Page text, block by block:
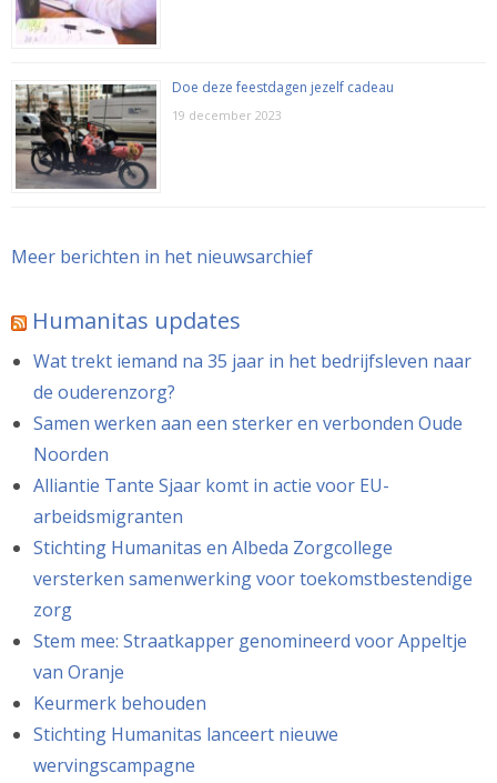
Doe deze feestdagen jezelf cadeau
19 december 2023
Meer berichten in het nieuwsarchief
Humanitas updates
Wat trekt iemand na 35 jaar in het bedrijfsleven naar
de ouderenzorg?
Samen werken aan een sterker en verbonden Oude
Noorden
Alliantie Tante Sjaar komt in actie voor EU-
arbeidsmigranten
Stichting Humanitas en Albeda Zorgcollege
versterken samenwerking voor toekomstbestendige
zorg
Stem mee: Straatkapper genomineerd voor Appeltje
van Oranje
Keurmerk behouden
Stichting Humanitas lanceert nieuwe
wervingscampagne